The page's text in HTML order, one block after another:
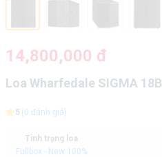
14,800,000 đ
Loa Wharfedale SIGMA 18B
5 (0 đánh giá)
Tình trạng loa
Fullbox - New 100%